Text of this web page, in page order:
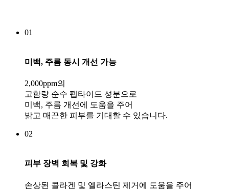
01
미백, 주름 동시 개선 가능
2,000ppm의
고함량 순수 펩타이드 성분으로
미백, 주름 개선에 도움을 주어
밝고 매끈한 피부를 기대할 수 있습니다.
02
피부 장벽 회복 및 강화
손상된 콜라겐 및 엘라스틴 제거에 도움을 주어